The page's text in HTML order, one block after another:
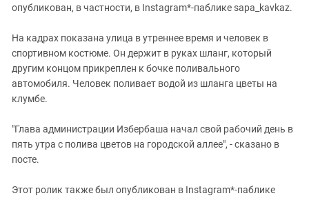
опубликован, в частности, в Instagram*-паблике sapa_kavkaz.
На кадрах показана улица в утреннее время и человек в
спортивном костюме. Он держит в руках шланг, который
другим концом прикреплен к бочке поливального
автомобиля. Человек поливает водой из шланга цветы на
клумбе.
"Глава администрации Избербаша начал свой рабочий день в
пять утра с полива цветов на городской аллее", - сказано в
посте.
Этот ролик также был опубликован в Instagram*-паблике